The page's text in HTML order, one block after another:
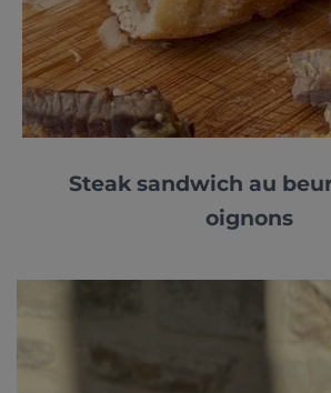
Steak sandwich au
oignons